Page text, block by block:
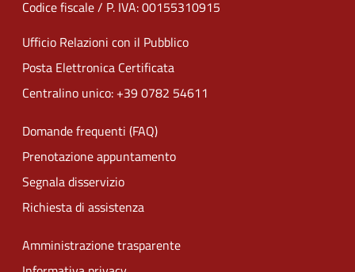
Codice fiscale / P. IVA: 00155310915
Ufficio Relazioni con il Pubblico
Posta Elettronica Certificata
Centralino unico: +39 0782 54611
Domande frequenti (FAQ)
Prenotazione appuntamento
Segnala disservizio
Richiesta di assistenza
Amministrazione trasparente